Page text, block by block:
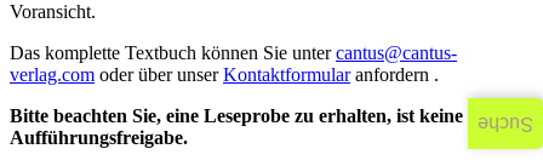
Voransicht.
Das komplette Textbuch können Sie untercantus@cantus-
verlag.com oder über unserKontaktformularanfordern .
Bitte beachten Sie, eine Leseprobe zu erhalten, ist keine
Aufführungsfreigabe.
Suche